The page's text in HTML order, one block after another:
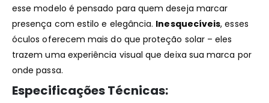
esse modelo é pensado para quem deseja marcar
presença com estilo e elegância. Inesquecíveis, esses
óculos oferecem mais do que proteção solar – eles
trazem uma experiência visual que deixa sua marca por
onde passa.
Especificações Técnicas: